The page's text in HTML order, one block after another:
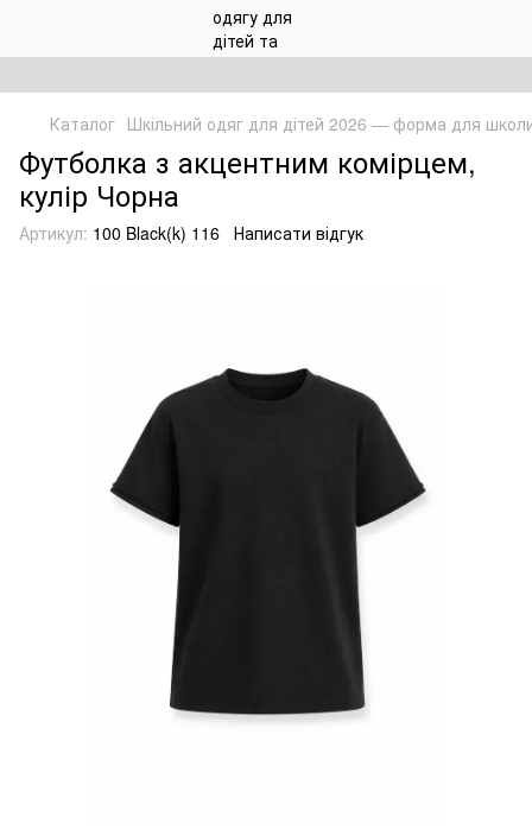
Каталог Шкільний одяг для дітей 2026 — форма для
Футболка з акцентним комірцем,
кулір Чорна
Артикул: 100 Black(k) 116 Написати відгук